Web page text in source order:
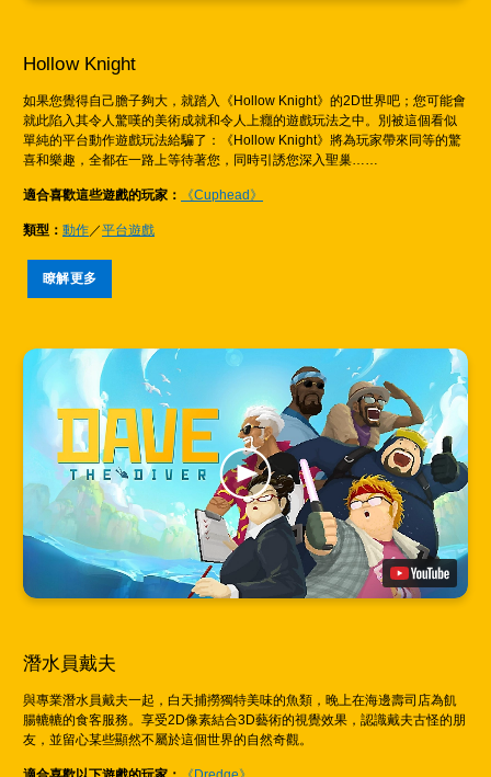
Hollow Knight
如果您覺得自己膽子夠大，就踏入《Hollow Knight》的2D世界吧；您可能會
就此陷入其令人驚嘆的美術成就和令人上癮的遊戲玩法之中。別被這個看似
單純的平台動作遊戲玩法給騙了：《Hollow Knight》將為玩家帶來同等的驚
喜和樂趣，全都在一路上等待著您，同時引誘您深入聖巢……
適合喜歡這些遊戲的玩家： 《Cuphead》
類型： 動作 ／平台遊戲
瞭解更多
潛水員戴夫
與專業潛水員戴夫一起，白天捕撈獨特美味的魚類，晚上在海邊壽司店為飢
腸轆轆的食客服務。享受2D像素結合3D藝術的視覺效果，認識戴夫古怪的朋
友，並留心某些顯然不屬於這個世界的自然奇觀。